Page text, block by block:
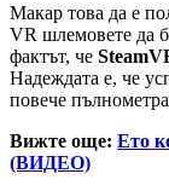
Макар това да е
VR шлемовете да
фактът, че
Надеждата е, че
повече
Вижте още: Ето
(ВИДЕО)